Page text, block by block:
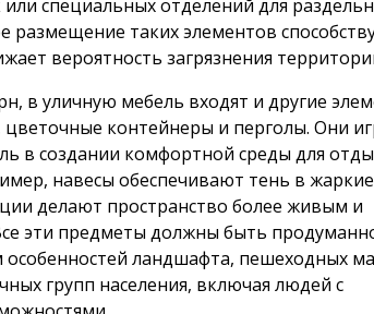
специальных отделений для
размещение таких элементов
вероятность загрязнения
в уличную мебель входят и другие
цветочные контейнеры и перголы. Они
в создании комфортной среды для
навесы обеспечивают тень в
делают пространство более живым и
эти предметы должны быть
ландшафта, пешеходных
групп населения, включая людей с